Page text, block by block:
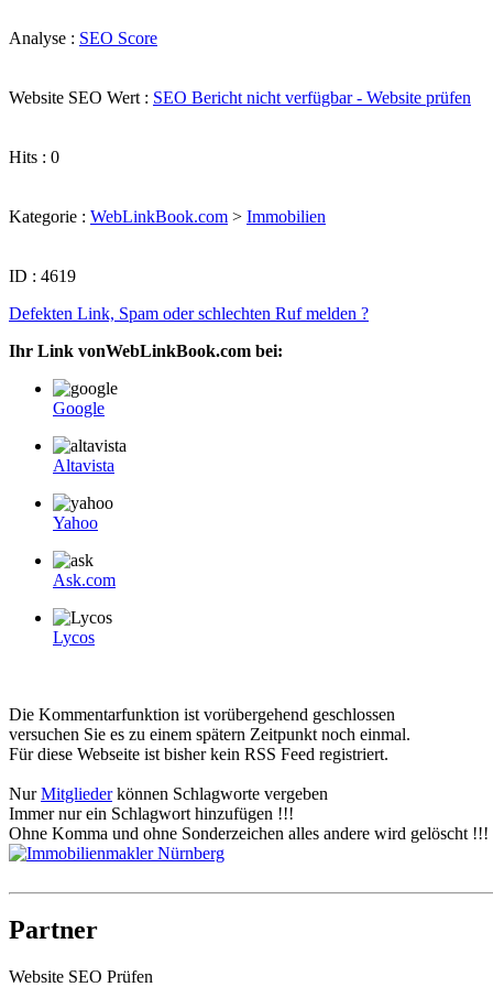
Analyse : SEO Score
Website SEO Wert : SEO Bericht nicht verfügbar - Website prüfen
Hits : 0
Kategorie : WebLinkBook.com > Immobilien
ID : 4619
Defekten Link, Spam oder schlechten Ruf melden ?
Ihr Link vonWebLinkBook.com bei:
Google
Altavista
Yahoo
Ask.com
Lycos
Die Kommentarfunktion ist vorübergehend geschlossen
versuchen Sie es zu einem spätern Zeitpunkt noch einmal.
Für diese Webseite ist bisher kein RSS Feed registriert.
NurMitgliederkönnen Schlagworte vergeben
Immer nur ein Schlagwort hinzufügen !!!
Ohne Komma und ohne Sonderzeichen alles andere wird gelöscht !!!
Partner
Website SEO Prüfen